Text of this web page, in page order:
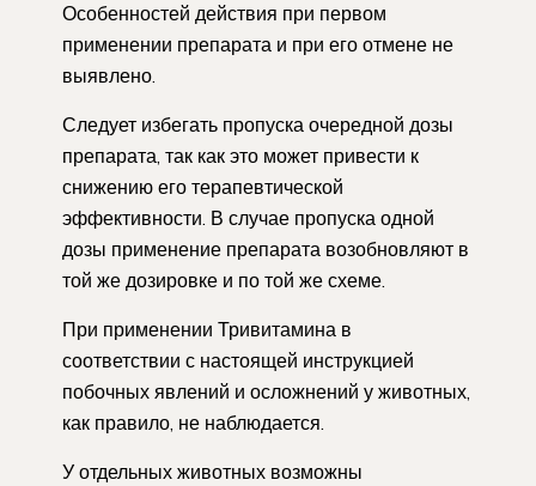
Особенностей действия при первом
применении препарата и при его отмене не
выявлено.
Следует избегать пропуска очередной дозы
препарата, так как это может привести к
снижению его терапевтической
эффективности. В случае пропуска одной
дозы применение препарата возобновляют в
той же дозировке и по той же схеме.
При применении Тривитамина в
соответствии с настоящей инструкцией
побочных явлений и осложнений у животных,
как правило, не наблюдается.
У отдельных животных возможны